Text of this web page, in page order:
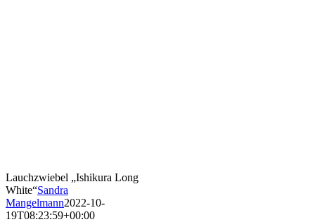
Lauchzwiebel „Ishikura Long
White“Sandra
Mangelmann2022-10-
19T08:23:59+00:00